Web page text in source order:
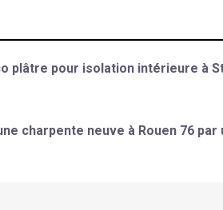
plâtre pour isolation intérieure à
charpente neuve à Rouen 76 par